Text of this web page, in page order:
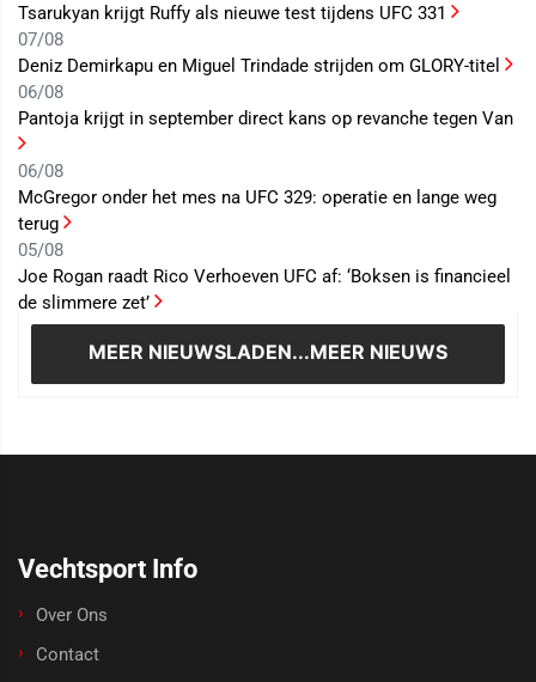
Tsarukyan krijgt Ruffy als nieuwe test tijdens UFC 331
07/08
Deniz Demirkapu en Miguel Trindade strijden om GLORY-titel
06/08
Pantoja krijgt in september direct kans op revanche tegen Van
06/08
McGregor onder het mes na UFC 329: operatie en lange weg
terug
05/08
Joe Rogan raadt Rico Verhoeven UFC af: ‘Boksen is financieel
de slimmere zet’
MEER NIEUWSLADEN...MEER NIEUWS
Vechtsport Info
Over Ons
Contact